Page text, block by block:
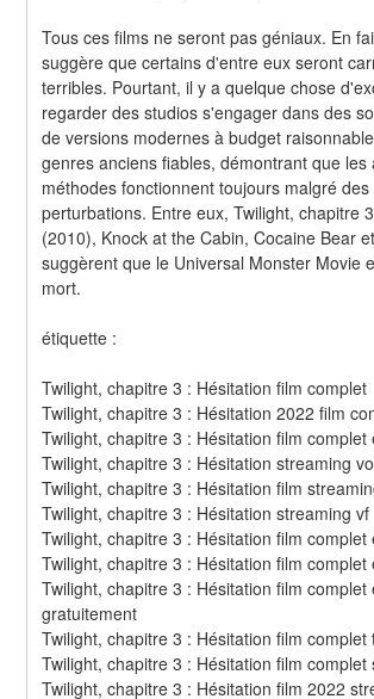
Tous ces films ne seront pas géniaux. En
suggère que certains d'entre eux seront
terribles. Pourtant, il y a quelque chose
regarder des studios s'engager dans des
de versions modernes à budget
genres anciens fiables, démontrant que les
méthodes fonctionnent toujours malgré
perturbations. Entre eux, Twilight, chapitre
(2010), Knock at the Cabin, Cocaine Bear
suggèrent que le Universal Monster Movie
mort.
étiquette :
Twilight, chapitre 3 : Hésitation film complet
Twilight, chapitre 3 : Hésitation 2022 film
Twilight, chapitre 3 : Hésitation film complet
Twilight, chapitre 3 : Hésitation streaming
Twilight, chapitre 3 : Hésitation film
Twilight, chapitre 3 : Hésitation streaming vf
Twilight, chapitre 3 : Hésitation film complet
Twilight, chapitre 3 : Hésitation film
Twilight, chapitre 3 : Hésitation film complet
gratuitement
Twilight, chapitre 3 : Hésitation film complet
Twilight, chapitre 3 : Hésitation film complet
Twilight, chapitre 3 : Hésitation film 2022